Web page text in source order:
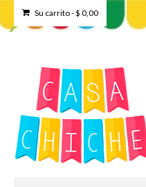
Su carrito-$ 0,00